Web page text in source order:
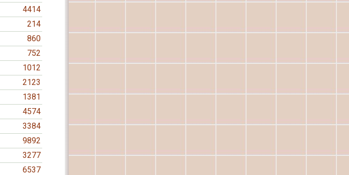
4414
214
860
752
1012
2123
1381
4574
3384
9892
3277
6537